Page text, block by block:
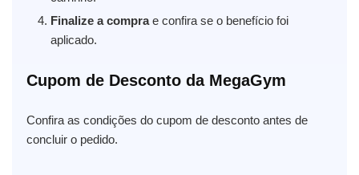
Finalize a comprae confira se o benefício foi
aplicado.
Cupom de Desconto da MegaGym
Confira as condições do cupom de desconto antes de
concluir o pedido.